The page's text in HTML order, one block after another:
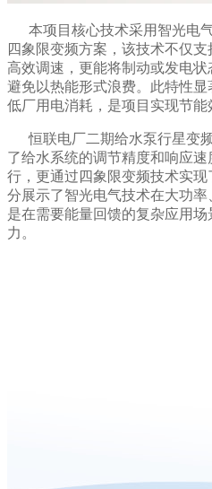
本项目核心技术采用智光电
四象限变频方案，该技术不仅
高效调速，更能将制动或发电状
避免以热能形式浪费。此特性
低厂用电消耗，是项目实现节能
恒联电厂二期给水泵行星变
了给水系统的调节精度和响应
行，更通过四象限变频技术实
分展示了智光电气技术在大功
是在需要能量回馈的复杂应用
力。